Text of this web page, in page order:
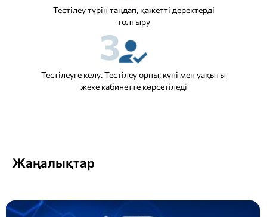
Тестілеу түрін таңдап, қажетті деректерді
толтыру
3
Тестілеуге келу. Тестілеу орны, күні мен уақыты
жеке кабинетте көрсетіледі
Жаңалықтар